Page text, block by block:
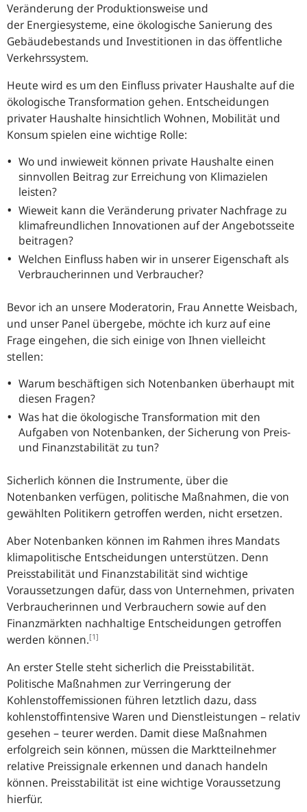
Veränderung der Produktionsweise und
der Energiesysteme, eine ökologische Sanierung des
Gebäudebestands und Investitionen in das öffentliche
Verkehrssystem.
Heute wird es um den Einfluss privater Haushalte auf die
ökologische Transformation gehen. Entscheidungen
privater Haushalte hinsichtlich Wohnen, Mobilität und
Konsum spielen eine wichtige Rolle:
Wo und inwieweit können private Haushalte einen
sinnvollen Beitrag zur Erreichung von Klimazielen
leisten?
Wieweit kann die Veränderung privater Nachfrage zu
klimafreundlichen Innovationen auf der Angebotsseite
beitragen?
Welchen Einfluss haben wir in unserer Eigenschaft als
Verbraucherinnen und Verbraucher?
Bevor ich an unsere Moderatorin, Frau Annette Weisbach,
und unser Panel übergebe, möchte ich kurz auf eine
Frage eingehen, die sich einige von Ihnen vielleicht
stellen:
Warum beschäftigen sich Notenbanken überhaupt mit
diesen Fragen?
Was hat die ökologische Transformation mit den
Aufgaben von Notenbanken, der Sicherung von Preis-
und Finanzstabilität zu tun?
Sicherlich können die Instrumente, über die
Notenbanken verfügen, politische Maßnahmen, die von
gewählten Politikern getroffen werden, nicht ersetzen.
Aber Notenbanken können im Rahmen ihres Mandats
klimapolitische Entscheidungen unterstützen. Denn
Preisstabilität und Finanzstabilität sind wichtige
Voraussetzungen dafür, dass von Unternehmen, privaten
Verbraucherinnen und Verbrauchern sowie auf den
Finanzmärkten nachhaltige Entscheidungen getroffen
werden können.[1]
An erster Stelle steht sicherlich die Preisstabilität.
Politische Maßnahmen zur Verringerung der
Kohlenstoffemissionen führen letztlich dazu, dass
kohlenstoffintensive Waren und Dienstleistungen – relativ
gesehen – teurer werden. Damit diese Maßnahmen
erfolgreich sein können, müssen die Marktteilnehmer
relative Preissignale erkennen und danach handeln
können. Preisstabilität ist eine wichtige Voraussetzung
hierfür.